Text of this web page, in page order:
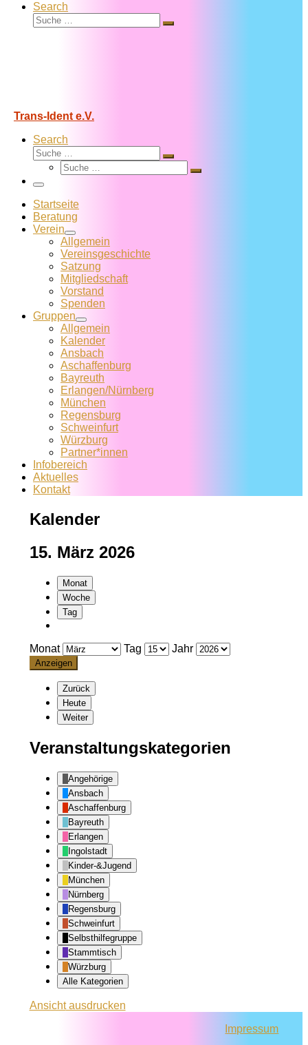
Search
Suche
Suche
Trans-Ident e.V.
Search
Suche
Suche
Suche
Suche
Menü
Startseite
Beratung
Verein
Allgemein
Vereins­geschichte
Satzung
Mitglied­schaft
Vorstand
Spenden
Gruppen
Allgemein
Kalender
Ansbach
Aschaffenburg
Bayreuth
Erlangen/Nürnberg
München
Regensburg
Schweinfurt
Würzburg
Partner*innen
Infobereich
Aktuelles
Kontakt
Kalender
15. März 2026
Monat
Woche
Tag
Monat Tag Jahr
Zurück
Heute
Weiter
Veranstaltungskategorien
Angehörige
Ansbach
Aschaffenburg
Bayreuth
Erlangen
Ingolstadt
Kinder-&Jugend
München
Nürnberg
Regensburg
Schweinfurt
Selbsthilfegruppe
Stammtisch
Würzburg
Alle Kategorien
Ansichtausdrucken
Impressum